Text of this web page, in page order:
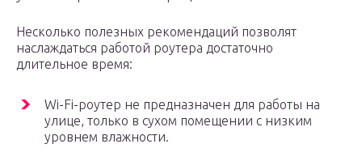
Несколько полезных рекомендаций позволят
наслаждаться работой роутера достаточно
длительное время:
Wi-Fi-роутер не предназначен для работы на
улице, только в сухом помещении с низким
уровнем влажности.